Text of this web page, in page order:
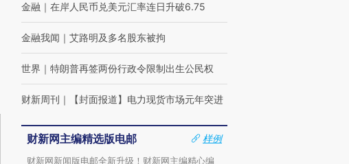
金融 ｜ 在岸人民币兑美元汇率连日升破6.75
金融我闻 ｜ 艾路明及多名股东被拘
世界 ｜ 特朗普再签两份行政令限制出生公民权
财新周刊 ｜ 【封面报道】电力现货市场元年突进
财新网主编精选版电邮
样例
财新网新闻版电邮全新升级！财新网主编精心编